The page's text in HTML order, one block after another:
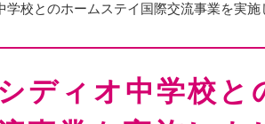
学校とのホームステイ国際交流事業を実施
ディオ中学校と